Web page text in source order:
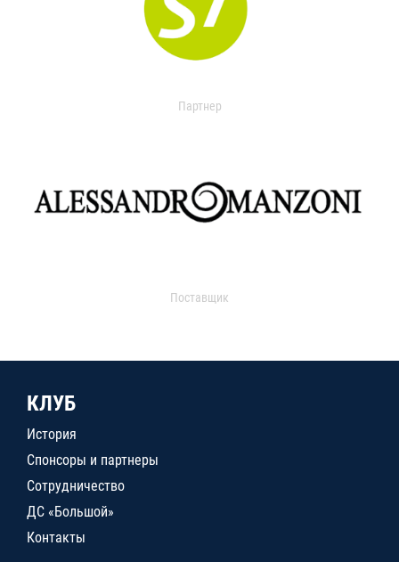
Партнер
Поставщик
КЛУБ
История
Спонсоры и партнеры
Сотрудничество
ДС «Большой»
Контакты